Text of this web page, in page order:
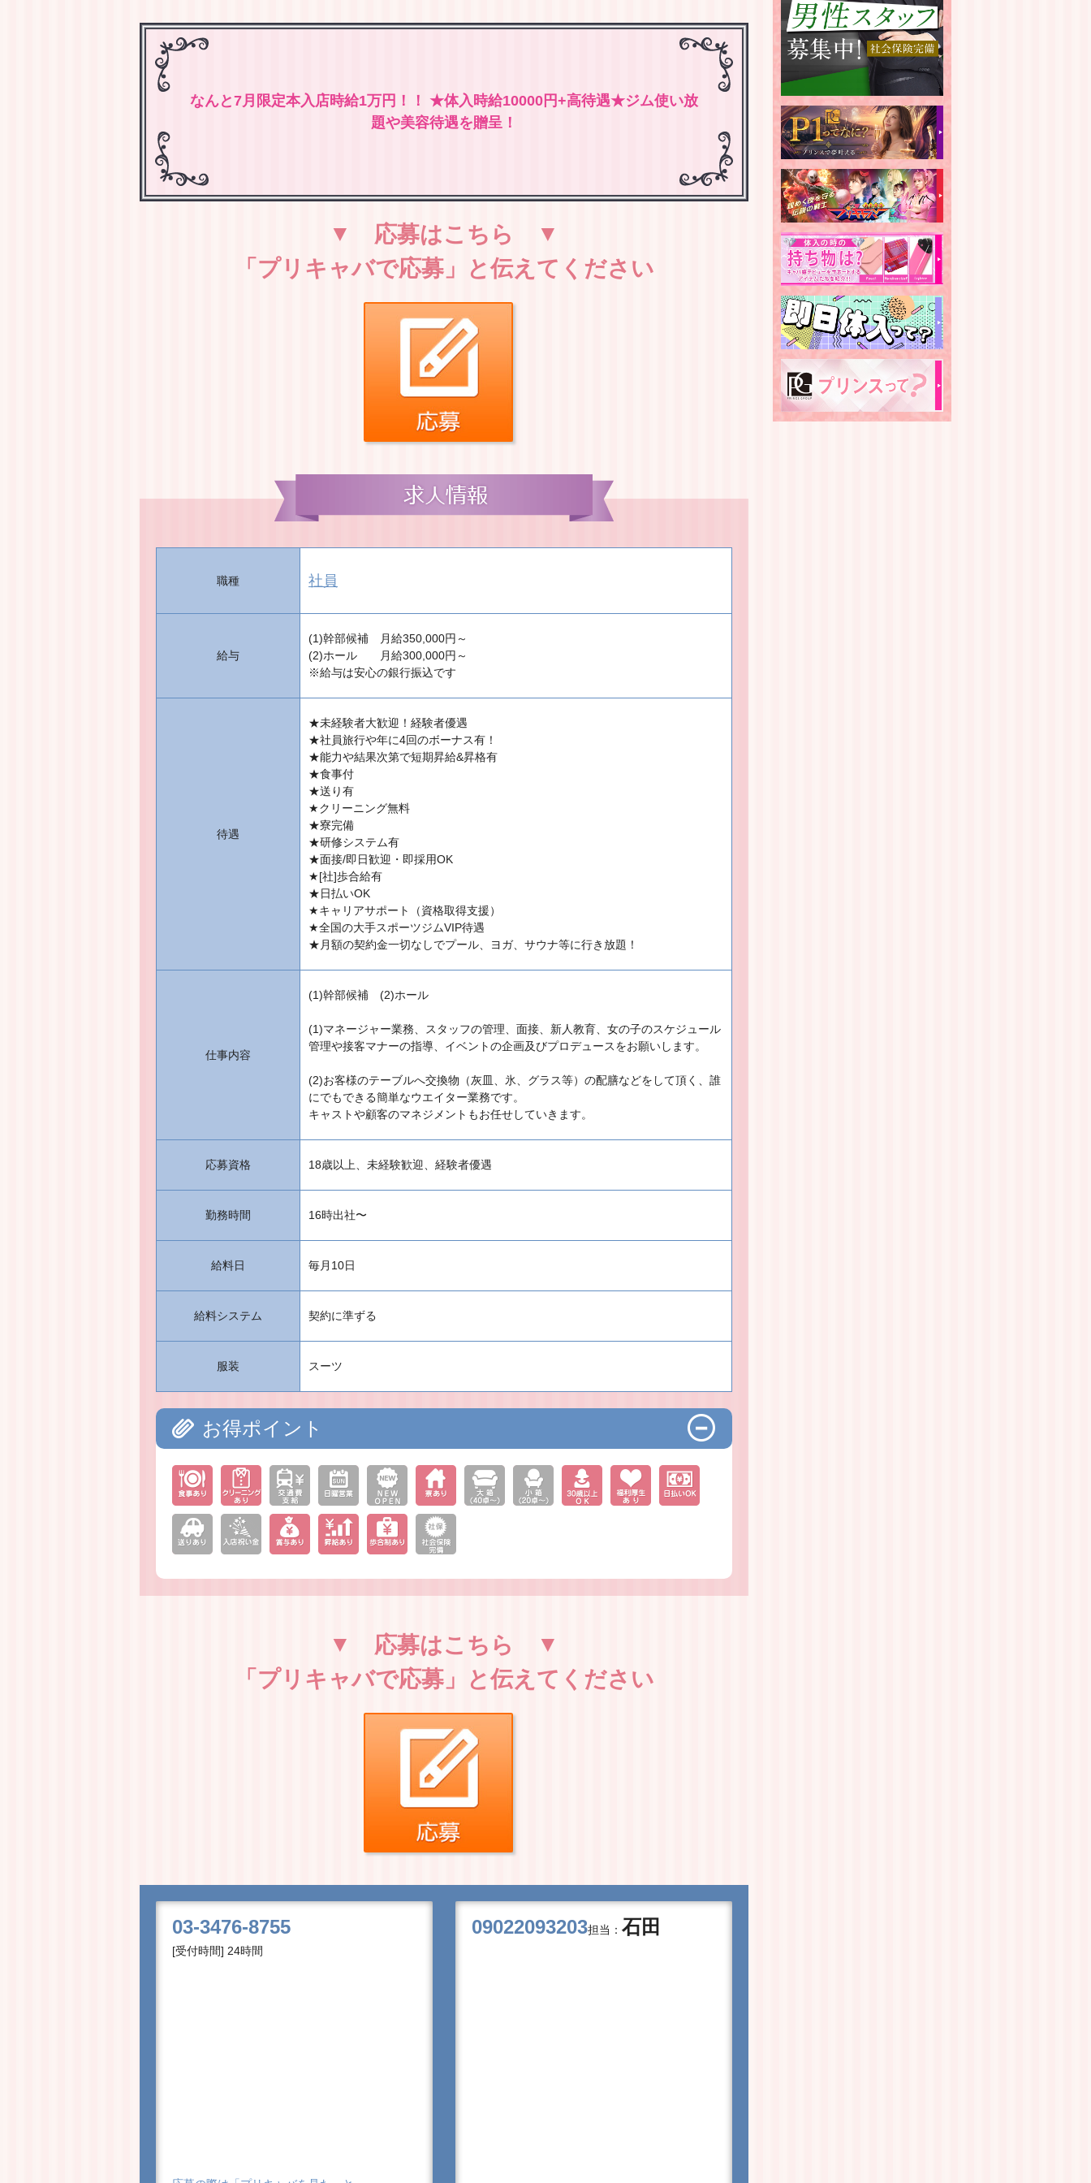
なんと7月限定本入店時給1万円！！ ★体入時給10000円+高待遇★ジム使い放
題や美容待遇を贈呈！
応募はこちら
「プリキャバで応募」と伝えてください
職種 社員
給与
(1)幹部候補 月給350,000円～
(2)ホール 月給300,000円～
※給与は安心の銀行振込です
待遇
★未経験者大歓迎！経験者優遇
★社員旅行や年に4回のボーナス有！
★能力や結果次第で短期昇給&昇格有
★食事付
★送り有
★クリーニング無料
★寮完備
★研修システム有
★面接/即日歓迎・即採用OK
★[社]歩合給有
★日払いOK
★キャリアサポート（資格取得支援）
★全国の大手スポーツジムVIP待遇
★月額の契約金一切なしでプール、ヨガ、サウナ等に行き放題！
仕事内容
(1)幹部候補 (2)ホール
(1)マネージャー業務、スタッフの管理、面接、新人教育、女の子のスケジュール
管理や接客マナーの指導、イベントの企画及びプロデュースをお願いします。
(2)お客様のテーブルへ交換物（灰皿、氷、グラス等）の配膳などをして頂く、誰
にでもできる簡単なウエイター業務です。
キャストや顧客のマネジメントもお任せしていきます。
応募資格 18歳以上、未経験歓迎、経験者優遇
勤務時間 16時出社〜
給料日 毎月10日
給料システム 契約に準ずる
服装 スーツ
お得ポイント
応募はこちら
「プリキャバで応募」と伝えてください
03-3476-8755
[受付時間] 24時間
09022093203担当：石田